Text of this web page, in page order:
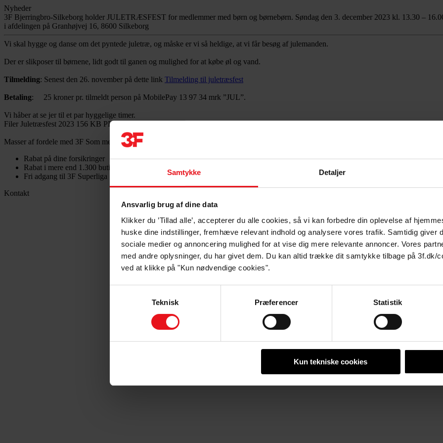
Samtykke Detaljer
Ansvarlig brug af dine data
Klikker du ’Tillad alle’, accepterer du alle cookies, så vi kan forbedre din oplevelse af
huske dine indstillinger, fremhæve relevant indhold og analysere vores trafik. Samtidig giver
sociale medier og annoncering mulighed for at vise dig mere relevante annoncer. Vores
med andre oplysninger, du har givet dem. Du kan altid trække dit samtykke tilbage på 3f.dk/
ved at klikke på "Kun nødvendige cookies".
Teknisk
Præferencer Statistik
Kun tekniske cookies
Nyheder
3F Bjerringbro-Silkeborg holder JULETRÆSFEST for medlemmer med børn og børnebørn. Søndag den 3. december 2023 kl. 13.30 –
i afdelingen på Granhøjvej 16, 8600 Silkeborg
Vi skal hygge og danse om det pyntede juletræ, og måske er vi så heldige, at vi får besøg af julemanden.
Der er slikposer til børnene, lidt godt til ganen og mulighed for at købe øl og vand.
Tilmelding: Senest den 26. november på dette link Tilmelding til juletræsfest
Betaling: 25 kroner pr. tilmeldt person på MobilePay 13 97 34 mrk ”JUL”.
Vi håber at se jer til et par hyggelige timer.
Filer Juletræsfest 2023 156 KB PDF
Masser af fordele med 3F Som medlem af 3F får du mange gode fordele og rabatter:
Rabat på dine forsikringer
Rabat i mere end 1.300 butikker og webshops
Fri adgang til 3F Superliga
Kontakt